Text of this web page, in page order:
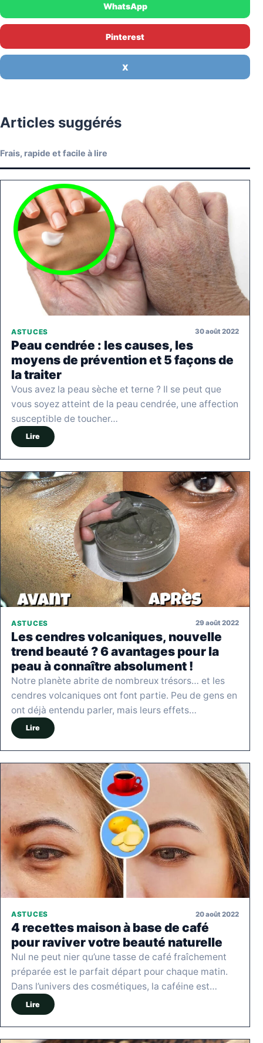
WhatsApp
Pinterest
X
Articles suggérés
Frais, rapide et facile à lire
ASTUCES 30 août 2022
Peau cendrée : les causes, les
moyens de prévention et 5 façons de
la traiter
Vous avez la peau sèche et terne ? Il se peut que
vous soyez atteint de la peau cendrée, une affection
susceptible de toucher…
Lire
ASTUCES 29 août 2022
Les cendres volcaniques, nouvelle
trend beauté ? 6 avantages pour la
peau à connaître absolument !
Notre planète abrite de nombreux trésors… et les
cendres volcaniques ont font partie. Peu de gens en
ont déjà entendu parler, mais leurs effets…
Lire
ASTUCES 20 août 2022
4 recettes maison à base de café
pour raviver votre beauté naturelle
Nul ne peut nier qu’une tasse de café fraîchement
préparée est le parfait départ pour chaque matin.
Dans l’univers des cosmétiques, la caféine est…
Lire